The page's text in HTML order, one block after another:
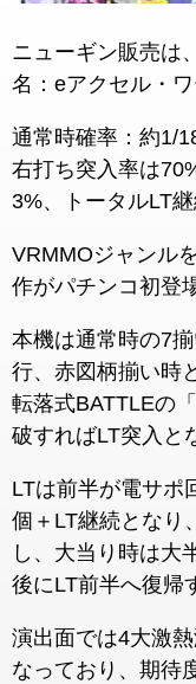
ニューギン販売は
名：eアクセル・
通常時確率：約1/
右打ち突入率は
3%、トータルLT
VRMMOジャンル
作がパチンコ初登
本機は通常時の7
行、赤図柄揃い時
転落式BATTLEの
破すればLT突入と
LTは前半が電サポ
個＋LT継続となり
し、大当り時は大
後にLT前半へ復帰
演出面では4大激
なっており、期待